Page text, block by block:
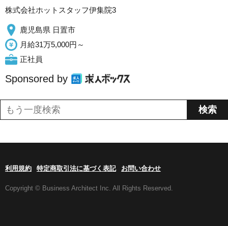
株式会社ホットスタッフ伊集院3
鹿児島県 日置市
月給31万5,000円～
正社員
Sponsored by
利用規約 特定商取引法に基づく表記 お問い合わせ
Copyright © Business Architect Inc. All Rights Reserved.